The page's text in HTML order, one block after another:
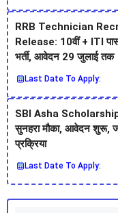
RRB Technician
Release: 10वीं + ITI
भर्ती, आवेदन 29 जुलाई तक
Last Date To Apply:
SBI Asha
सुनहरा मौका, आवेदन शुरू,
प्रक्रिया
Last Date To Apply: